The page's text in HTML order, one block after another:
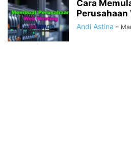
Cara
Perusahaan
Andi Astina -